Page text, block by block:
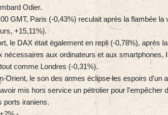
Odier.
GMT, Paris (-0,43%) reculait après la flambée
+15,11%).
le DAX était également en repli (-0,78%), après
nécessaires aux ordinateurs et aux smartphones,
comme Londres (-0,31%).
Orient, le son des armes éclipse les espoirs d'un
mis hors service un pétrolier pour l'empêcher
ports iraniens.